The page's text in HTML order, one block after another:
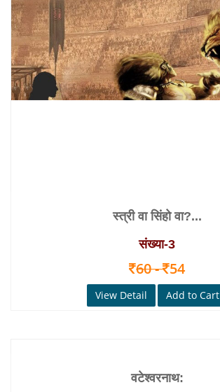
स्त्री वा सिंहो वा?...
संख्या‑3
60 - 54
View Detail Add to Cart